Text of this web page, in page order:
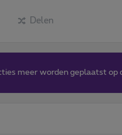
Delen
meer worden geplaatst op